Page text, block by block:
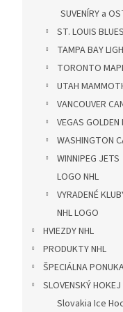
SUVENÍRY a
ST. LOUIS BLUES
TAMPA BAY
TORONTO
UTAH
VANCOUVER
VEGAS GOLDEN
WASHINGTON
WINNIPEG JETS
LOGO NHL
VYRADENÉ
NHL LOGO
HVIEZDY NHL
PRODUKTY NHL
ŠPECIÁLNA
SLOVENSKÝ HOKEJ
Slovakia Ice